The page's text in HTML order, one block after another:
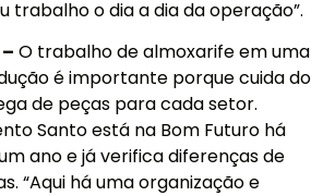
trabalho o dia a dia da operação”.
O trabalho de almoxarife em uma
é importante porque cuida do
de peças para cada setor.
Santo está na Bom Futuro há
ano e já verifica diferenças de
“Aqui há uma organização e